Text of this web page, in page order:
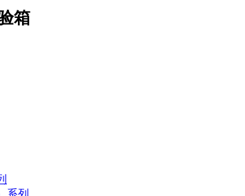
箱
系列